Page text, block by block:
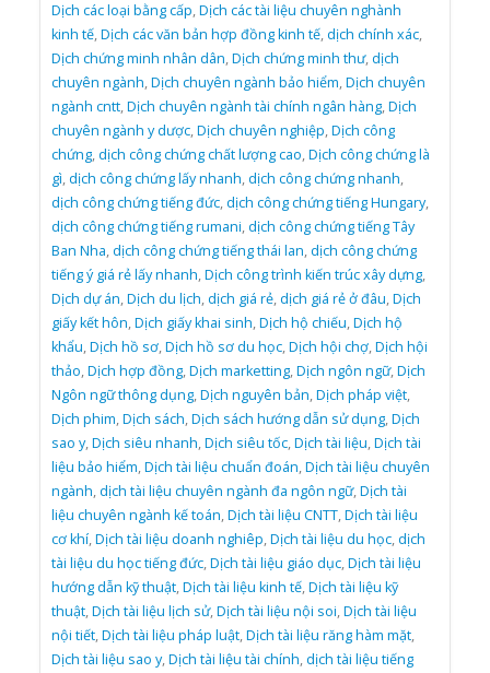
Dịch các loại bằng cấp,Dịch các tài liệu chuyên nghành
kinh tế,Dịch các văn bản hợp đồng kinh tế,dịch chính xác,
Dịch chứng minh nhân dân,Dịch chứng minh thư,dịch
chuyên ngành,Dịch chuyên ngành bảo hiểm,Dịch chuyên
ngành cntt,Dịch chuyên ngành tài chính ngân hàng,Dịch
chuyên ngành y dược,Dịch chuyên nghiệp,Dịch công
chứng,dịch công chứng chất lượng cao,Dịch công chứng là
gì,dịch công chứng lấy nhanh,dịch công chứng nhanh,
dịch công chứng tiếng đức,dịch công chứng tiếng Hungary,
dịch công chứng tiếng rumani,dịch công chứng tiếng Tây
Ban Nha,dịch công chứng tiếng thái lan,dịch công chứng
tiếng ý giá rẻ lấy nhanh,Dịch công trình kiến trúc xây dựng,
Dịch dự án,Dịch du lịch,dịch giá rẻ,dịch giá rẻ ở đâu,Dịch
giấy kết hôn,Dịch giấy khai sinh,Dịch hộ chiếu,Dịch hộ
khẩu,Dịch hồ sơ,Dịch hồ sơ du học,Dịch hội chợ,Dịch hội
thảo,Dịch hợp đồng,Dịch marketting,Dịch ngôn ngữ,Dịch
Ngôn ngữ thông dụng,Dịch nguyên bản,Dịch pháp việt,
Dịch phim,Dịch sách,Dịch sách hướng dẫn sử dụng,Dịch
sao y,Dịch siêu nhanh,Dịch siêu tốc,Dịch tài liệu,Dịch tài
liệu bảo hiểm,Dịch tài liệu chuẩn đoán,Dịch tài liệu chuyên
ngành,dịch tài liệu chuyên ngành đa ngôn ngữ,Dịch tài
liệu chuyên ngành kế toán,Dịch tài liệu CNTT,Dịch tài liệu
cơ khí,Dịch tài liệu doanh nghiêp,Dịch tài liệu du học,dịch
tài liệu du học tiếng đức,Dịch tài liệu giáo dục,Dịch tài liệu
hướng dẫn kỹ thuật,Dịch tài liệu kinh tế,Dịch tài liệu kỹ
thuật,Dịch tài liệu lịch sử,Dịch tài liệu nội soi,Dịch tài liệu
nội tiết,Dịch tài liệu pháp luật,Dịch tài liệu răng hàm mặt,
Dịch tài liệu sao y,Dịch tài liệu tài chính,dịch tài liệu tiếng